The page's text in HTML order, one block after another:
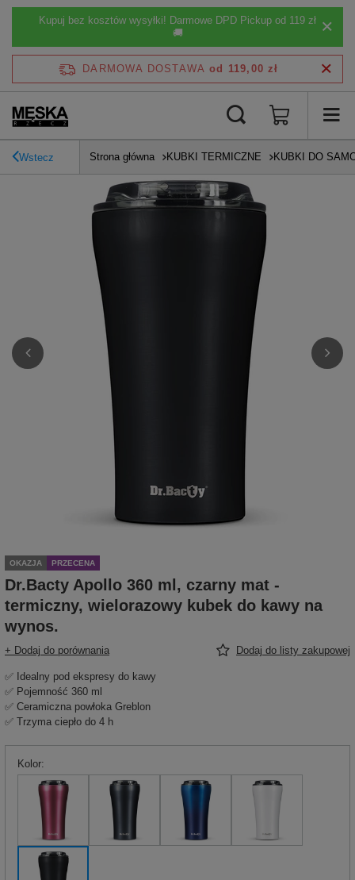
Kupuj bez kosztów wysyłki! Darmowe DPD Pickup od 119 zł
🚚
DARMOWA DOSTAWA od 119,00 zł
Wstecz Strona główna KUBKI TERMICZNE KUBKI DO
OKAZJA PRZECENA
Dr.Bacty Apollo 360 ml, czarny mat -
termiczny, wielorazowy kubek do kawy na
wynos.
+ Dodaj do porównania Dodaj do listy zakupowej
✅ Idealny pod ekspresy do kawy
✅ Pojemność 360 ml
✅ Ceramiczna powłoka Greblon
✅ Trzyma ciepło do 4 h
Kolor